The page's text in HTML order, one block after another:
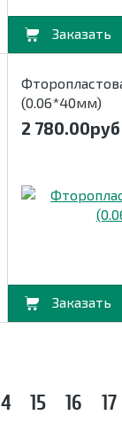
(0.06*40мм)
2 780.00руб
15 16 17